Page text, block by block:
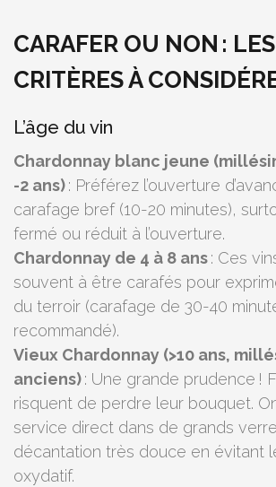
CARAFER OU NON : LES
CRITÈRES À
L’âge du vin
Chardonnay blanc jeune
-2 ans): Préférez l’ouverture
carafage bref (10-20 minutes),
fermé ou réduit à l’ouverture.
Chardonnay de 4 à 8 ans: Ces
souvent à être carafés pour
du terroir (carafage de 30-40
recommandé).
Vieux Chardonnay (>10 ans,
anciens): Une grande prudence !
risquent de perdre leur bouquet.
service direct dans de grands
décantation très douce en évitant
oxydatif.